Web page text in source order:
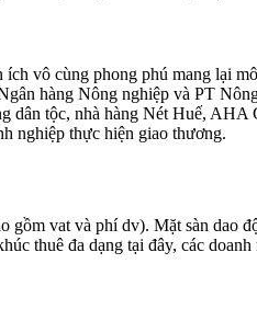
vô cùng phong phú mang lại
hàng Nông nghiệp và PT
dân tộc, nhà hàng Nét Huế, AHA
nghiệp thực hiện giao thương.
gồm vat và phí dv). Mặt sàn dao
thuê đa dạng tại đây, các